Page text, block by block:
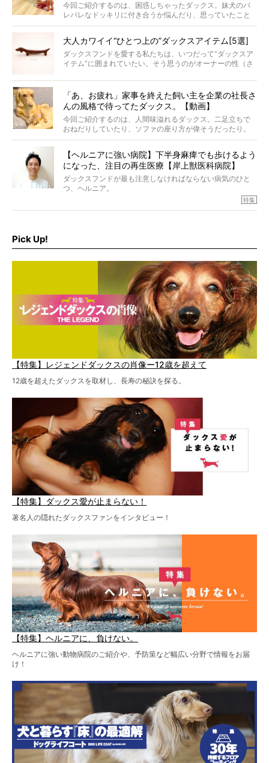
今回ご紹介するのは、困惑しちゃったダックス。妹犬のバ
レバレなドッキリに付き合うか悩んだり、思っていたこと
と違う事態に陥ったり。そんなお悩み全開なダックスの様
大人カワイイ“ひとつ上の”ダックスアイテム[5選]
ダックスフンドを愛する私たちは、いつだって“ダックスア
イテム”に囲まれていたい。そう思うのがオーナーの性（さ
ムをご紹介。
「あ、お疲れ」家事を終えた飼い主を企業の社長さ
んの風格で待ってたダックス。【動画】
今回ご紹介するのは、人間味溢れるダックス。二足立ちで
おねだりしていたり、ソファの座り方が偉そうだったり。
今にも言葉を発しそうなダックスの姿は、もう人間にしか
【ヘルニアに強い病院】下半身麻痺でも歩けるよう
になった、注目の再生医療【岸上獣医科病院】
ダックスフンドが最も注意しなければならない病気のひと
つ、ヘルニア。
特集『ヘルニアに、負けない』では、ヘルニアに強い動物
を点滴投与する治療により、歩けなかった子が投与37日で
特集
Pick Up!
【特集】レジェンドダックスの肖像ー12歳を超えて
12歳を超えたダックスを取材し、長寿の秘訣を探る。
【特集】ダックス愛が止まらない！
著名人の隠れたダックスファンをインタビュー！
【特集】ヘルニアに、負けない。
ヘルニアに強い動物病院のご紹介や、予防策など幅広い分野で情報をお届
け！